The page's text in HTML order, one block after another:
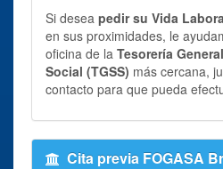
Si desea pedir su Vida
en sus proximidades, le
oficina de la Tesorería
Social (TGSS) más cercana,
contacto para que pueda
Cita previa FOGASA